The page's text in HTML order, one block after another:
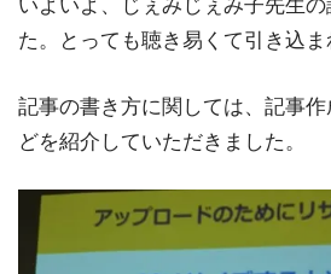
いよいよ、じぇみじぇみ子先生
た。とっても聴き易くて引き込ま
記事の書き方に関しては、記事
どを紹介していただきました。